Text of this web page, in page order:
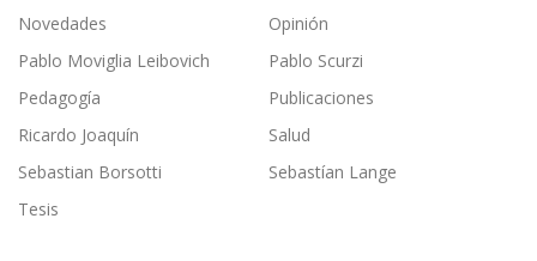
Novedades
Opinión
Pablo Moviglia Leibovich
Pablo Scurzi
Pedagogía
Publicaciones
Ricardo Joaquín
Salud
Sebastian Borsotti
Sebastían Lange
Tesis